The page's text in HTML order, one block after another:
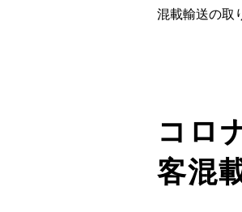
混載輸送の取
コロ
客混